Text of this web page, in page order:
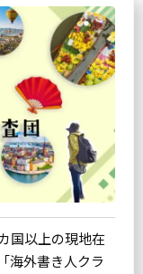
国以上の現地在
海外書き人クラ